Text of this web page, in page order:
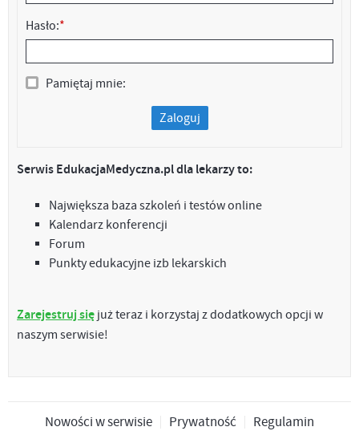
Hasło:*
Pamiętaj mnie:
Zaloguj
Serwis EdukacjaMedyczna.pl dla lekarzy to:
Największa baza szkoleń i testów online
Kalendarz konferencji
Forum
Punkty edukacyjne izb lekarskich
Zarejestruj się już teraz i korzystaj z dodatkowych opcji w
naszym serwisie!
Nowości w serwisie Prywatność
Regulamin